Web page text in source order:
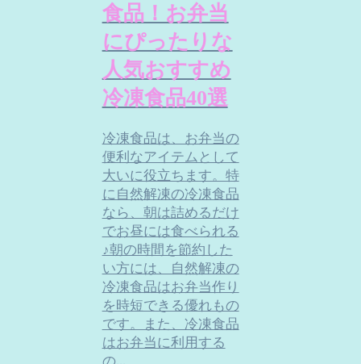
食品！お弁当
にぴったりな
人気おすすめ
冷凍食品40選
冷凍食品は、お弁当の
便利なアイテムとして
大いに役立ちます。特
に自然解凍の冷凍食品
なら、朝は詰めるだけ
でお昼には食べられる
♪朝の時間を節約した
い方には、自然解凍の
冷凍食品はお弁当作り
を時短できる優れもの
です。また、冷凍食品
はお弁当に利用する